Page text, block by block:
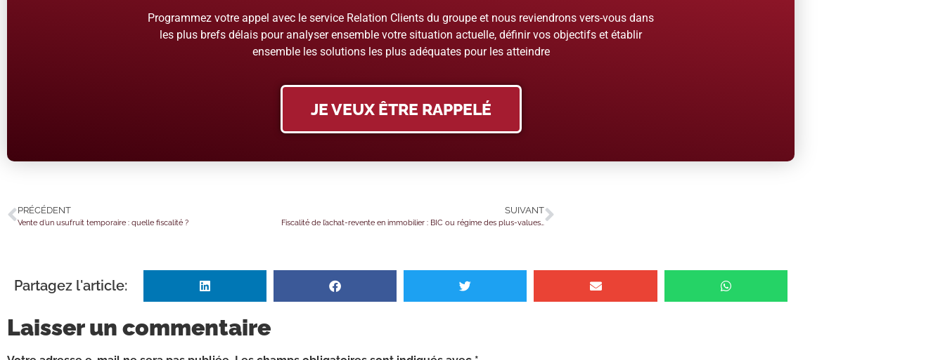
Programmez votre appel avec le service Relation Clients du groupe et nous reviendrons vers-vous dans
les plus brefs délais pour analyser ensemble votre situation actuelle, définir vos objectifs et établir
ensemble les solutions les plus adéquates pour les atteindre
JE VEUX ÊTRE RAPPELÉ
PRÉCÉDENT
Vente d’un usufruit temporaire : quelle fiscalité ?
SUIVANT
Fiscalité de l’achat-revente en immobilier : BIC ou régime des plus-values ?
Partagez l'article:
Laisser un commentaire